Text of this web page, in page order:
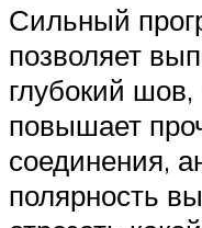
Сильный
позволяет
глубокий шов,
повышает
соединения,
полярность